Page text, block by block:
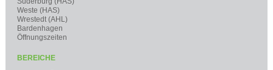
Weste (HAS)
Wrestedt (AHL)
Bardenhagen
Öffnungszeiten
BEREICHE